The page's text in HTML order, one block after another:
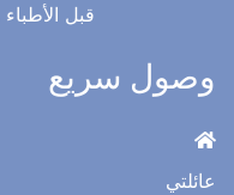
قبل
وصول سريع
عائلتي